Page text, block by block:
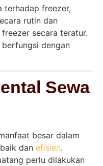
terhadap freezer,
rutin dan
secara teratur.
dengan
Sewa
besar dalam
dan efisien.
perlu dilakukan